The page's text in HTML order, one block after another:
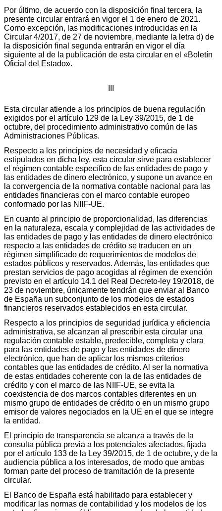
Por último, de acuerdo con la disposición final tercera, la
presente circular entrará en vigor el 1 de enero de 2021.
Como excepción, las modificaciones introducidas en la
Circular 4/2017, de 27 de noviembre, mediante la letra d) de
la disposición final segunda entrarán en vigor el día
siguiente al de la publicación de esta circular en el «Boletín
Oficial del Estado».
Esta circular atiende a los principios de buena regulación
exigidos por el artículo 129 de la Ley 39/2015, de 1 de
octubre, del procedimiento administrativo común de las
Administraciones Públicas.
Respecto a los principios de necesidad y eficacia
estipulados en dicha ley, esta circular sirve para establecer
el régimen contable específico de las entidades de pago y
las entidades de dinero electrónico, y supone un avance en
la convergencia de la normativa contable nacional para las
entidades financieras con el marco contable europeo
conformado por las NIIF-UE.
En cuanto al principio de proporcionalidad, las diferencias
en la naturaleza, escala y complejidad de las actividades de
las entidades de pago y las entidades de dinero electrónico
respecto a las entidades de crédito se traducen en un
régimen simplificado de requerimientos de modelos de
estados públicos y reservados. Además, las entidades que
prestan servicios de pago acogidas al régimen de exención
previsto en el artículo 14.1 del Real Decreto-ley 19/2018, de
23 de noviembre, únicamente tendrán que enviar al Banco
de España un subconjunto de los modelos de estados
financieros reservados establecidos en esta circular.
Respecto a los principios de seguridad jurídica y eficiencia
administrativa, se alcanzan al prescribir esta circular una
regulación contable estable, predecible, completa y clara
para las entidades de pago y las entidades de dinero
electrónico, que han de aplicar los mismos criterios
contables que las entidades de crédito. Al ser la normativa
de estas entidades coherente con la de las entidades de
crédito y con el marco de las NIIF-UE, se evita la
coexistencia de dos marcos contables diferentes en un
mismo grupo de entidades de crédito o en un mismo grupo
emisor de valores negociados en la UE en el que se integre
la entidad.
El principio de transparencia se alcanza a través de la
consulta pública previa a los potenciales afectados, fijada
por el artículo 133 de la Ley 39/2015, de 1 de octubre, y de la
audiencia pública a los interesados, de modo que ambas
forman parte del proceso de tramitación de la presente
circular.
El Banco de España está habilitado para establecer y
modificar las normas de contabilidad y los modelos de los